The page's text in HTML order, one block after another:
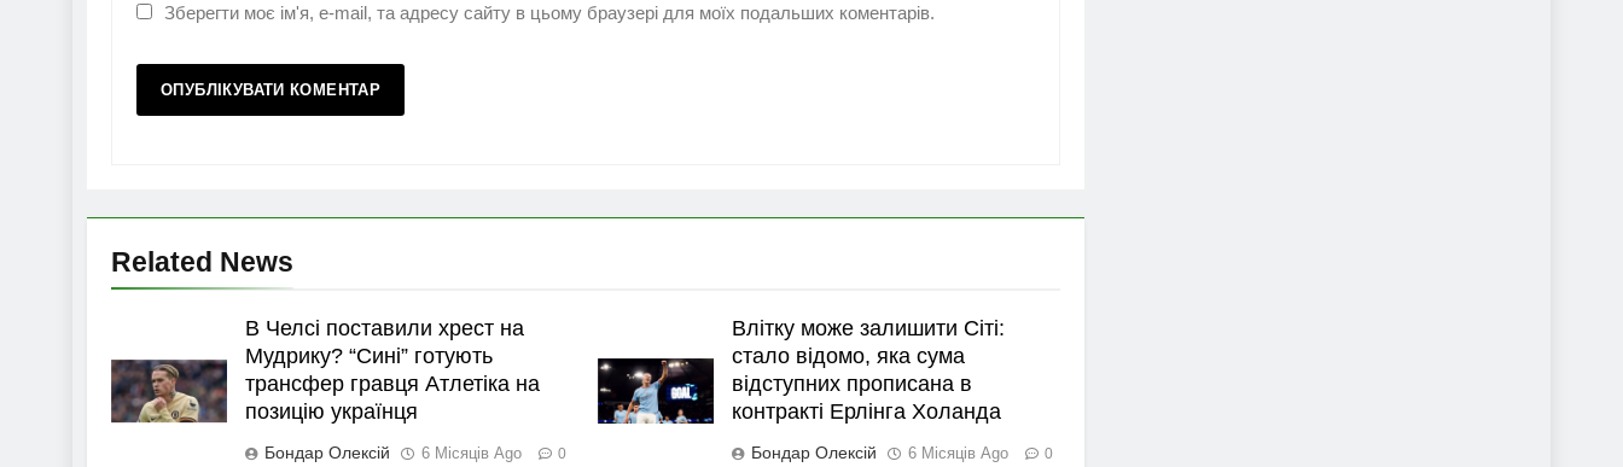
Зберегти моє ім'я, e-mail, та адресу сайту в цьому браузері для моїх подальших коментарів.
Related News
В Челсі поставили хрест на
Мудрику? “Сині” готують
трансфер гравця Атлетіка на
позицію українця
Бондар Олексій 6 Місяців Ago 0
Влітку може залишити Сіті:
стало відомо, яка сума
відступних прописана в
контракті Ерлінга Холанда
Бондар Олексій 6 Місяців Ago 0